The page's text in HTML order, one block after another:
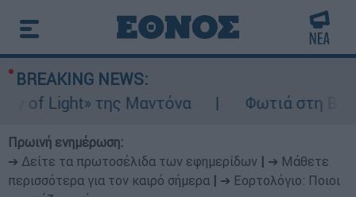
BREAKING NEWS:
Light» της Μαντόνα
Φωτιά στη
Πρωινή ενημέρωση:
➔ Δείτε τα πρωτοσέλιδα των εφημερίδων
➔ Μάθετε
περισσότερα για τον καιρό σήμερα
➔ Εορτολόγιο: Ποιοι